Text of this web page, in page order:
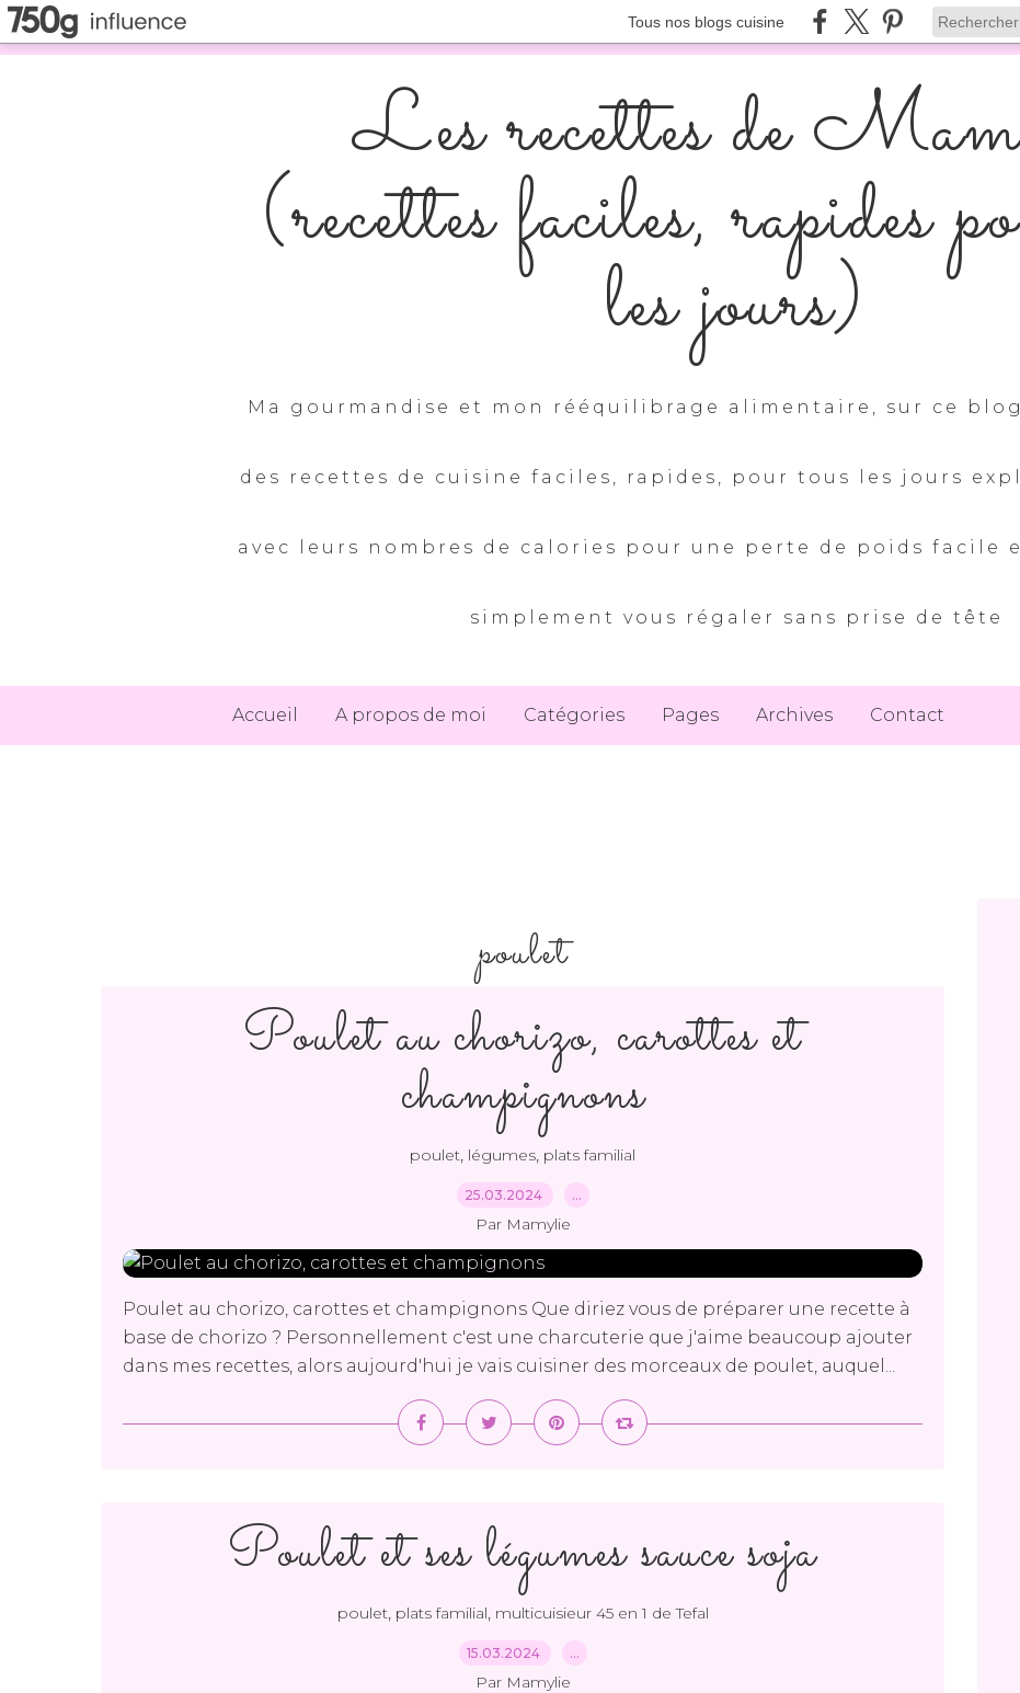
Tous nos blogs cuisine
Les recettes de
(recettes faciles, rapides
les jours)
Ma gourmandise et mon rééquilibrage alimentaire, sur ce
des recettes de cuisine faciles, rapides, pour tous les jours
avec leurs nombres de calories pour une perte de poids facile
simplement vous régaler sans prise de tête
Accueil A propos de moi Catégories Pages Archives Contact
poulet
Poulet au chorizo, carottes et
champignons
poulet, légumes, plats familial
25.03.2024 …
Par Mamylie
Poulet au chorizo, carottes et champignons Que diriez vous de préparer une recette à
base de chorizo ? Personnellement c'est une charcuterie que j'aime beaucoup ajouter
dans mes recettes, alors aujourd'hui je vais cuisiner des morceaux de poulet, auquel...
Poulet et ses légumes sauce soja
poulet, plats familial, multicuisieur 45 en 1 de Tefal
15.03.2024 …
Par Mamylie